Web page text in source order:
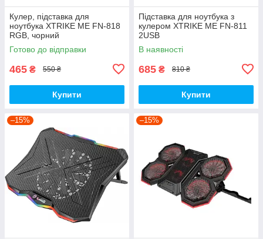
Кулер, підставка для
ноутбука XTRIKE ME FN-818
RGB, чорний
Готово до відправки
465 ₴ 550 ₴
Купити
Підставка для ноутбука з
кулером XTRIKE ME FN-811
2USB
В наявності
685 ₴ 810 ₴
Купити
–15% –15%